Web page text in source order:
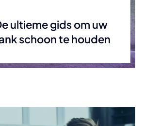
ultieme gids om uw
schoon te houden